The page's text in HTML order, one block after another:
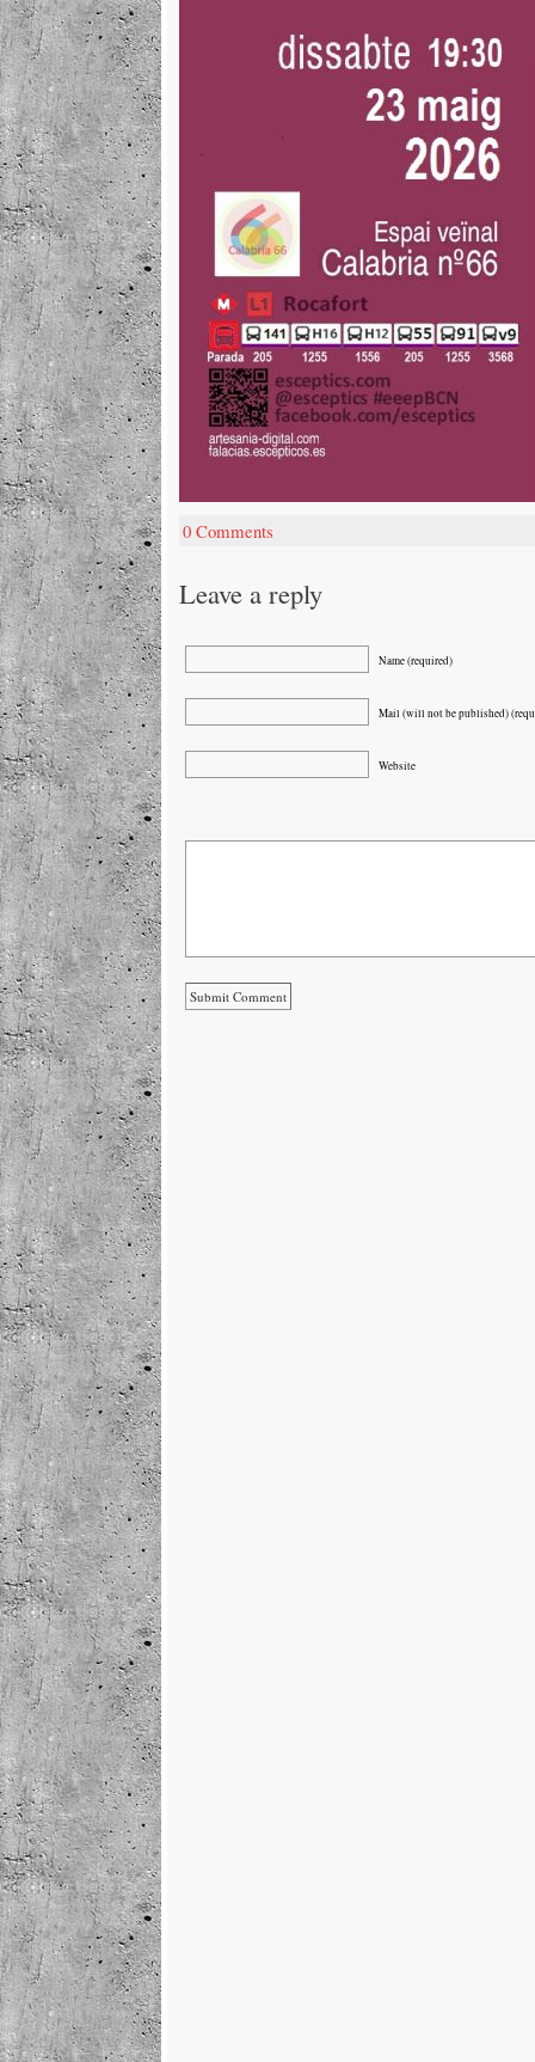
0 Comments
Leave a reply
Name (required)
Mail (will not be published)
Website